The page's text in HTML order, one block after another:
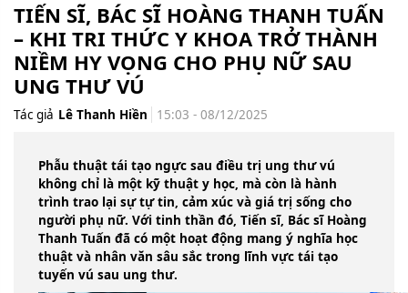
TIẾN SĨ, BÁC SĨ HOÀNG THANH TUẤN
– KHI TRI THỨC Y KHOA TRỞ THÀNH
NIỀM HY VỌNG CHO PHỤ NỮ SAU
UNG THƯ VÚ
Tác giả Lê Thanh Hiền 15:03 - 08/12/2025
Phẫu thuật tái tạo ngực sau điều trị ung thư vú
không chỉ là một kỹ thuật y học, mà còn là hành
trình trao lại sự tự tin, cảm xúc và giá trị sống cho
người phụ nữ. Với tinh thần đó, Tiến sĩ, Bác sĩ Hoàng
Thanh Tuấn đã có một hoạt động mang ý nghĩa học
thuật và nhân văn sâu sắc trong lĩnh vực tái tạo
tuyến vú sau ung thư.